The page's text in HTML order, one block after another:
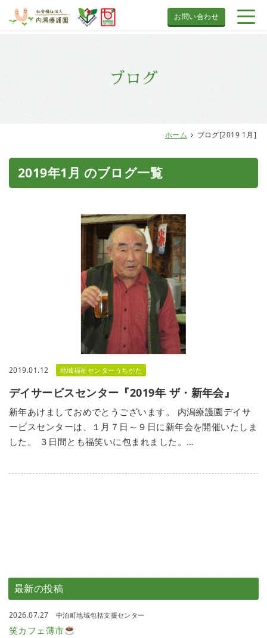
お問い合わせ
ブログ
ホーム ブログ[2019 1月]
2019年1月 のブログ一覧
2019.01.12 地域福祉センターうちがた
デイサービスセンター『2019年 ザ・新年会』
新年あけましておめでとうございます。 内潟療護園デイサ
ービスセンターは、１月７日～９日に新年会を開催いたしま
した。 ３日間とも福笑いに包まれました。…
最新の投稿
2026.07.27 中泊町地域包括支援センター
笑カフェ薄市